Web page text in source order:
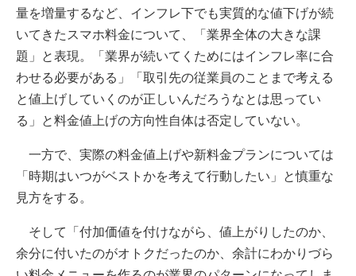
量を増量するなど、インフレ下でも実質的な値下げが続
いてきたスマホ料金について、「業界全体の大きな課
題」と表現。「業界が続いてくためにはインフレ率に合
わせる必要がある」「取引先の従業員のことまで考える
と値上げしていくのが正しいんだろうなとは思ってい
る」と料金値上げの方向性自体は否定していない。
一方で、実際の料金値上げや新料金プランについては
「時期はいつがベストかを考えて行動したい」と慎重な
見方をする。
そして「付加価値を付けながら、値上がりしたのか、
余分に付いたのがオトクだったのか、余計にわかりづら